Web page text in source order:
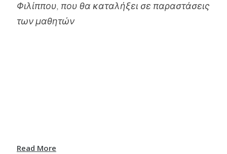
Φιλίππου, που θα καταλήξει σε παραστάσεις
των μαθητών
Read More